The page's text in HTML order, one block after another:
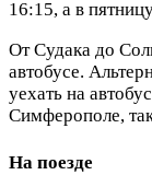
16:15, а в
От Судака до
автобусе.
уехать на
Симферополе,
На поезде